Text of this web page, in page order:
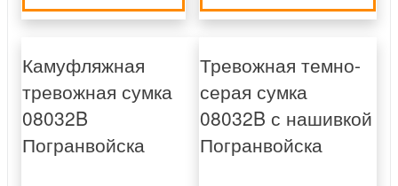
Камуфляжная
тревожная сумка
08032B
Погранвойска
Тревожная темно-
серая сумка
08032B с нашивкой
Погранвойска